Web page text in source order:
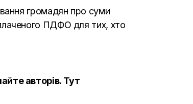
громадян про суми
ПДФО для тих, хто
авторів.Тут